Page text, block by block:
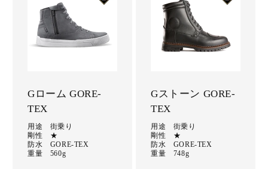
Gローム GORE-
TEX
用途 街乗り
剛性 ★
防水 GORE-TEX
重量 560g
Gストーン GORE-
TEX
用途 街乗り
剛性 ★
防水 GORE-TEX
重量 748g